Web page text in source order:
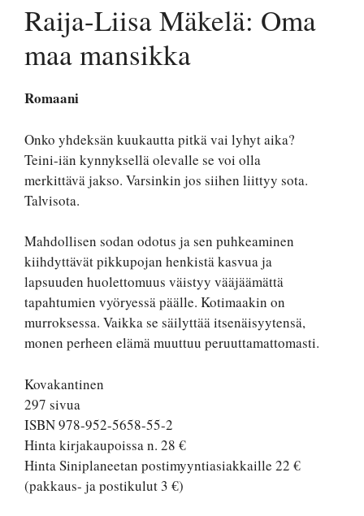
Raija-Liisa Mäkelä: Oma
maa mansikka
Romaani
Onko yhdeksän kuukautta pitkä vai lyhyt aika?
Teini-iän kynnyksellä olevalle se voi olla
merkittävä jakso. Varsinkin jos siihen liittyy sota.
Talvisota.
Mahdollisen sodan odotus ja sen puhkeaminen
kiihdyttävät pikkupojan henkistä kasvua ja
lapsuuden huolettomuus väistyy vääjäämättä
tapahtumien vyöryessä päälle. Kotimaakin on
murroksessa. Vaikka se säilyttää itsenäisyytensä,
monen perheen elämä muuttuu peruuttamattomasti.
Kovakantinen
297 sivua
ISBN 978-952-5658-55-2
Hinta kirjakaupoissa n. 28 €
Hinta Siniplaneetan postimyyntiasiakkaille 22 €
(pakkaus- ja postikulut 3 €)